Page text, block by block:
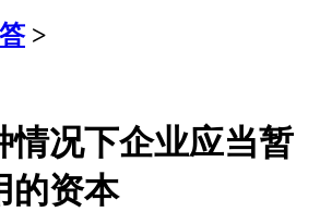
>
情况下企业应当暂
的资本